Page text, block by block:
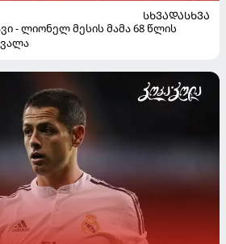
ᲡᲮᲕᲐᲓᲐᲡᲮᲕᲐ
- ლიონელ მესის მამა 68 წლის